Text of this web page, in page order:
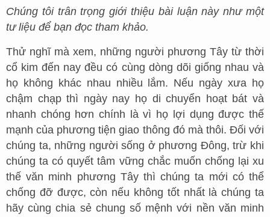
Chúng tôi trân trọng giới thiệu bài luận này như một
tư liệu để bạn đọc tham khảo.
Thử nghĩ mà xem, những người phương Tây từ thời
cổ kim đến nay đều có cùng dòng dõi giống nhau và
họ không khác nhau nhiều lắm. Nếu ngày xưa họ
chậm chạp thì ngày nay họ di chuyển hoạt bát và
nhanh chóng hơn chính là vì họ lợi dụng được thế
mạnh của phương tiện giao thông đó mà thôi. Đối với
chúng ta, những người sống ở phương Đông, trừ khi
chúng ta có quyết tâm vững chắc muốn chống lại xu
thế văn minh phương Tây thì chúng ta mới có thể
chống đỡ được, còn nếu không tốt nhất là chúng ta
hãy cùng chia sẻ chung số mệnh với nền văn minh